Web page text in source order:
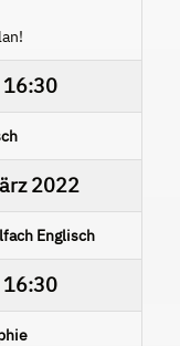
16:30
2022
Englisch
16:30